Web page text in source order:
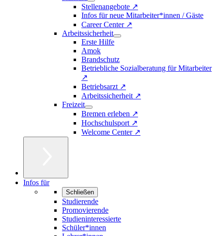
Stellenangebote ↗
Infos für neue Mitarbeiter*innen / Gäste
Career Center ↗
Arbeitssicherheit
Erste Hilfe
Amok
Brandschutz
Betriebliche Sozialberatung für Mitarbeiter
↗
Betriebsarzt ↗
Arbeitssicherheit ↗
Freizeit
Bremen erleben ↗
Hochschulsport ↗
Welcome Center ↗
Infos für
Schließen
Studierende
Promovierende
Studieninteressierte
Schüler*innen